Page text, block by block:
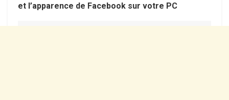
et l’apparence de Facebook sur votre PC